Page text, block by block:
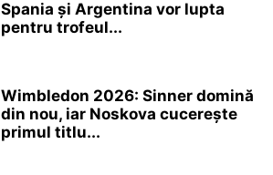
Spania și Argentina vor lupta
pentru trofeul...
Wimbledon 2026: Sinner domină
din nou, iar Noskova cucerește
primul titlu...